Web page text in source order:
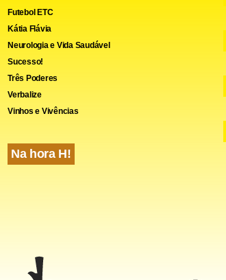
repentinos ou botões falsos de
Futebol ETC
Kátia Flávia
Neurologia e Vida Saudável
Sucesso!
Três Poderes
Verbalize
Vinhos e Vivências
Na hora H!